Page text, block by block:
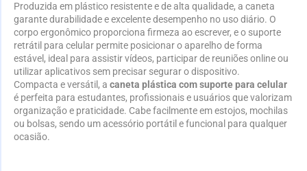
Produzida em plástico resistente e de alta qualidade, a caneta
garante durabilidade e excelente desempenho no uso diário. O
corpo ergonômico proporciona firmeza ao escrever, e o suporte
retrátil para celular permite posicionar o aparelho de forma
estável, ideal para assistir vídeos, participar de reuniões online ou
utilizar aplicativos sem precisar segurar o dispositivo.
Compacta e versátil, a caneta plástica com suporte para celular
é perfeita para estudantes, profissionais e usuários que valorizam
organização e praticidade. Cabe facilmente em estojos, mochilas
ou bolsas, sendo um acessório portátil e funcional para qualquer
ocasião.